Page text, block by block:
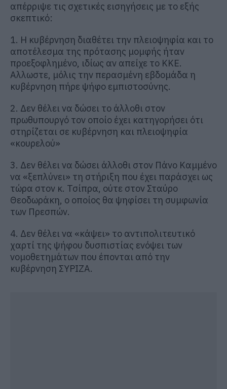
απέρριψε τις σχετικές εισηγήσεις με το εξής
σκεπτικό:
1. Η κυβέρνηση διαθέτει την πλειοψηφία και το
αποτέλεσμα της πρότασης μομφής ήταν
προεξοφλημένο, ιδίως αν απείχε το ΚΚΕ.
Αλλωστε, μόλις την περασμένη εβδομάδα η
κυβέρνηση πήρε ψήφο εμπιστοσύνης.
2. Δεν θέλει να δώσει το άλλοθι στον
πρωθυπουργό τον οποίο έχει κατηγορήσει ότι
στηρίζεται σε κυβέρνηση και πλειοψηφία
«κουρελού»
3. Δεν θέλει να δώσει άλλοθι στον Πάνο Καμμένο
να «ξεπλύνει» τη στήριξη που έχει παράσχει ως
τώρα στον κ. Τσίπρα, ούτε στον Σταύρο
Θεοδωράκη, ο οποίος θα ψηφίσει τη συμφωνία
των Πρεσπών.
4. Δεν θέλει να «κάψει» το αντιπολιτευτικό
χαρτί της ψήφου δυσπιστίας ενόψει των
νομοθετημάτων που έπονται από την
κυβέρνηση ΣΥΡΙΖΑ.